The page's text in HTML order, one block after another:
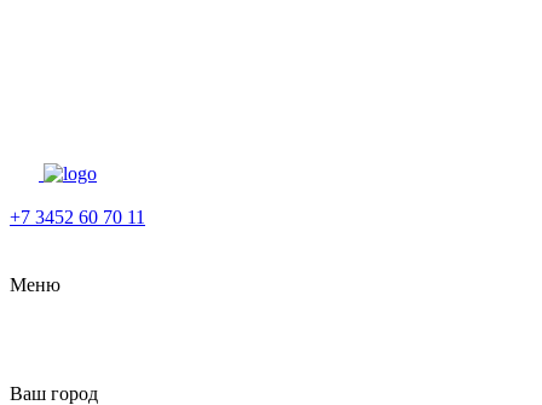
+7 3452 60 70 11
Меню
Ваш город